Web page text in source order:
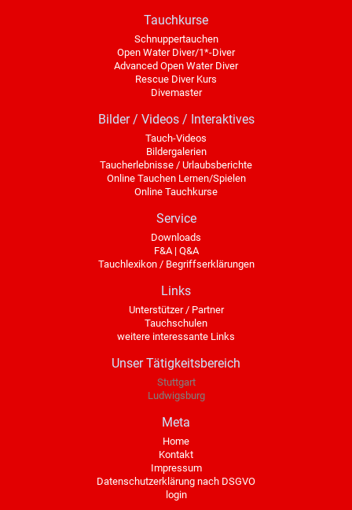
Tauchkurse
Schnuppertauchen
Open Water Diver/1*-Diver
Advanced Open Water Diver
Rescue Diver Kurs
Divemaster
Bilder / Videos / Interaktives
Tauch-Videos
Bildergalerien
Taucherlebnisse / Urlaubsberichte
Online Tauchen Lernen/Spielen
Online Tauchkurse
Service
Downloads
F&A | Q&A
Tauchlexikon / Begriffserklärungen
Links
Unterstützer / Partner
Tauchschulen
weitere interessante Links
Unser Tätigkeitsbereich
Stuttgart
Ludwigsburg
Meta
Home
Kontakt
Impressum
Datenschutzerklärung nach DSGVO
login